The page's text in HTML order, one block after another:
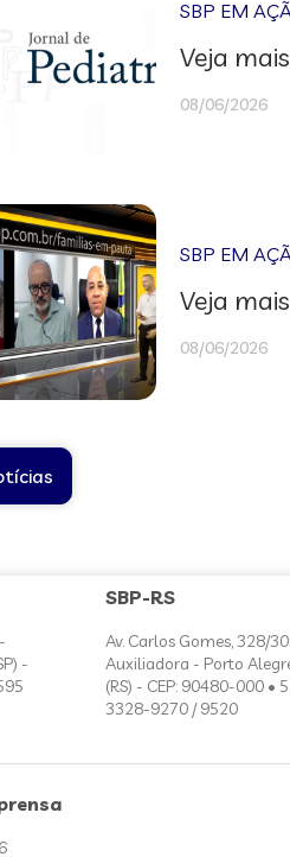
SBP EM
Veja
08/06/2026
SBP EM
Veja
08/06/2026
-
SBP-RS
Av. Carlos Gomes, 328/
Auxiliadora - Porto
(RS) - CEP: 90480-000 •
3328-9270 / 9520